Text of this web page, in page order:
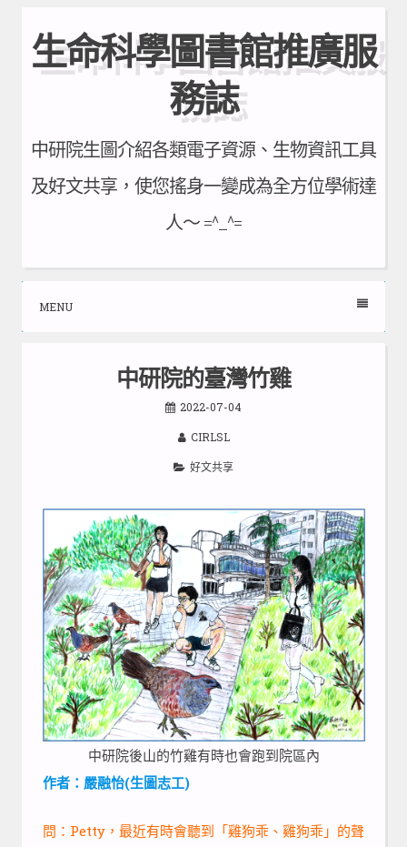
to
content
生命科學圖書館推廣服
務誌
中研院生圖介紹各類電子資源、生物資訊工具
及好文共享，使您搖身一變成為全方位學術達
人～ =^_^=
MENU
中研院的臺灣竹雞
2022-07-04
CIRLSL
好文共享
中研院後山的竹雞有時也會跑到院區內
作者：嚴融怡(生圖志工)
問：Petty，最近有時會聽到「雞狗乖、雞狗乖」的聲